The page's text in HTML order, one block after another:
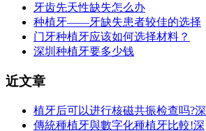
牙齿先天性缺失怎么办
种植牙——牙缺失患者较佳的选择
门牙种植牙应该如何选择材料？
深圳种植牙要多少钱
近文章
植牙后可以进行核磁共振检查吗?深
傳統種植牙與數字化種植牙比較!深